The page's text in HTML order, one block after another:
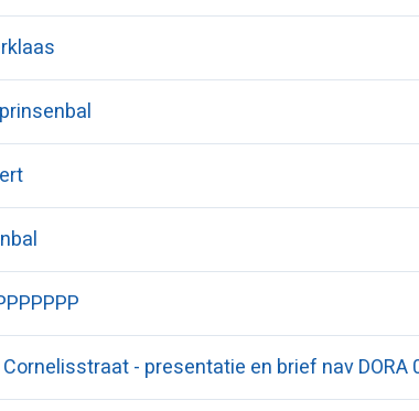
- presentatie en brief nav DORA